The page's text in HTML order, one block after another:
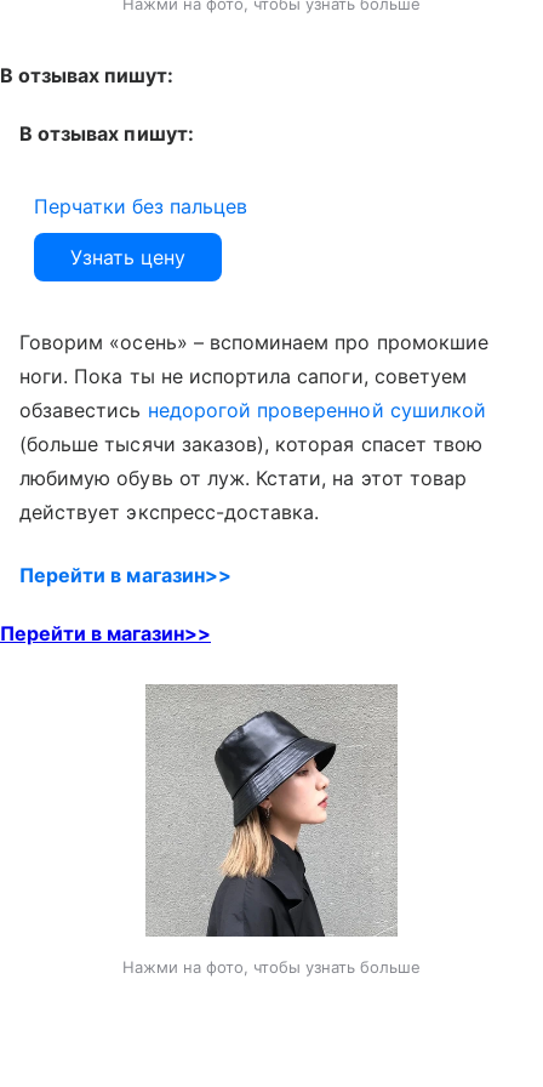
В отзывах пишут:
В отзывах пишут:
Перчатки без пальцев
Узнать цену
Говорим «осень» – вспоминаем про промокшие
ноги. Пока ты не испортила сапоги, советуем
обзавестись недорогой проверенной сушилкой
(больше тысячи заказов), которая спасет твою
любимую обувь от луж. Кстати, на этот товар
действует экспресс-доставка.
Перейти в магазин>>
Перейти в магазин>>
Нажми на фото, чтобы узнать больше